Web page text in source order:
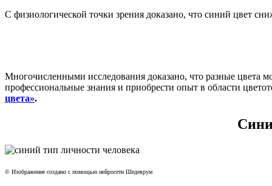
С физиологической точки зрения доказано, что синий цвет
Многочисленными исследования доказано, что разные цвета
профессиональные знания и приобрести опыт в области
цвета».
© Изображение создано с помощью нейросети Шедеврум